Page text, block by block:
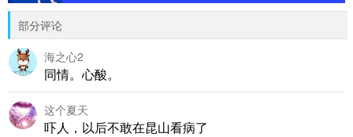
部分评论
海之心2
同情。心酸。
这个夏天
吓人，以后不敢在昆山看病了